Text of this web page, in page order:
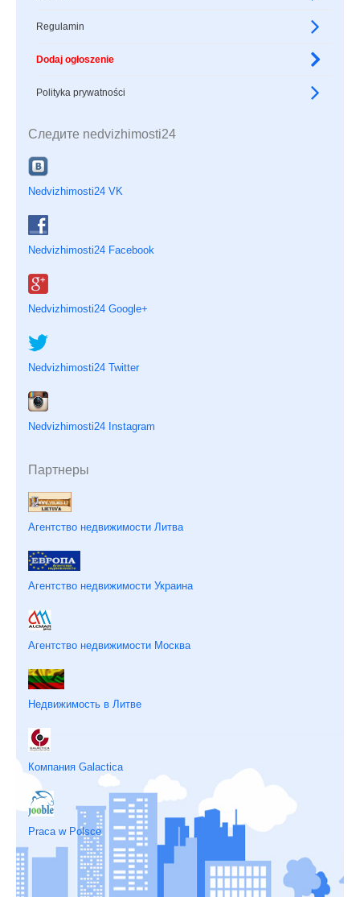
Regulamin
Dodaj ogłoszenie
Polityka prywatności
Следите nedvizhimosti24
Nedvizhimosti24 VK
Nedvizhimosti24 Facebook
Nedvizhimosti24 Google+
Nedvizhimosti24 Twitter
Nedvizhimosti24 Instagram
Партнеры
Агентство недвижимости Литва
Агентство недвижимости Украина
Агентство недвижимости Москва
Недвижимость в Литве
Компания Galactica
Praca w Polsce